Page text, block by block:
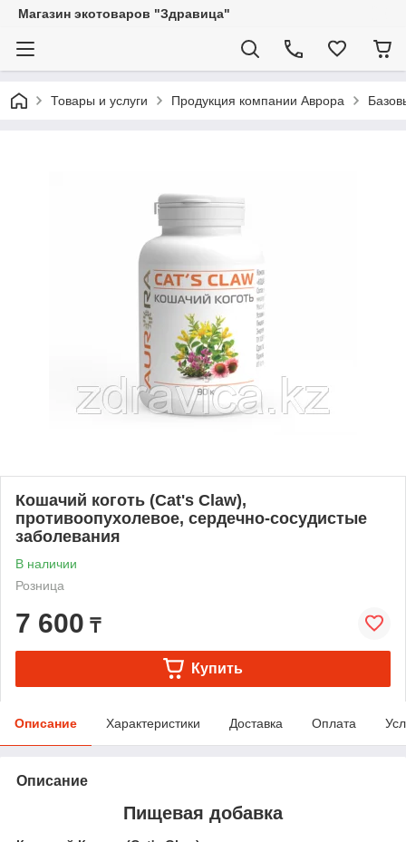
Магазин экотоваров "Здравица"
Товары и услуги Продукция компании Аврора
Кошачий коготь (Cat's Claw),
противоопухолевое, сердечно-сосудистые
заболевания
В наличии
Розница
7 600 ₸
Купить
Описание Характеристики Доставка Оплата
Описание
Пищевая добавка